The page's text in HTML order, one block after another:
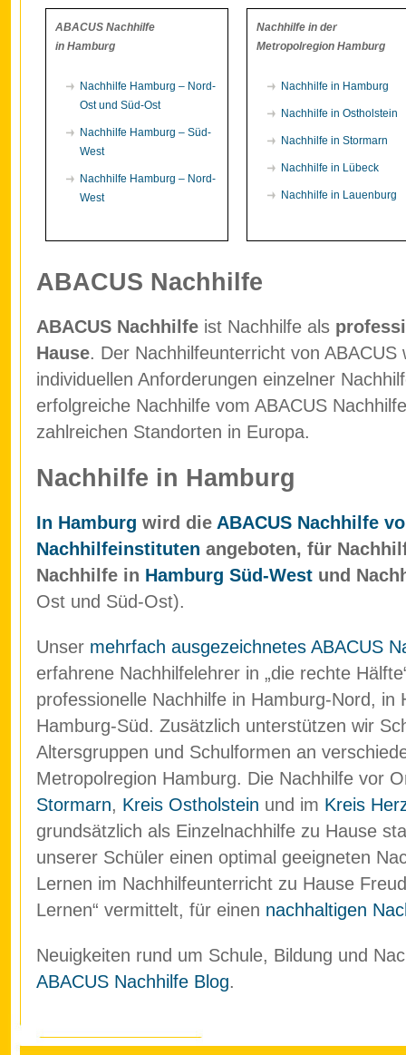
ABACUS Nachhilfe
in Hamburg
Nachhilfe Hamburg – Nord-
Ost und Süd-Ost
Nachhilfe Hamburg – Süd-
West
Nachhilfe Hamburg – Nord-
West
Nachhilfe in der
Metropolregion Hamburg
Nachhilfe in Hamburg
Nachhilfe in Ostholstein
Nachhilfe in Stormarn
Nachhilfe in Lübeck
Nachhilfe in Lauenburg
ABACUS Nachhilfe
ABACUS Nachhilfe ist Nachhilfe als
Hause. Der Nachhilfeunterricht von
individuellen Anforderungen einzelner
erfolgreiche Nachhilfe vom ABACUS
zahlreichen Standorten in Europa.
Nachhilfe in Hamburg
In Hamburg wird die ABACUS Nachhilfe
Nachhilfeinstituten angeboten, für
Nachhilfe in Hamburg Süd-West und
Ost und Süd-Ost).
Unser mehrfach ausgezeichnetes ABACUS
erfahrene Nachhilfelehrer in „die rechte
professionelle Nachhilfe in Hamburg-Nord, in
Hamburg-Süd. Zusätzlich unterstützen wir
Altersgruppen und Schulformen an
Metropolregion Hamburg. Die Nachhilfe vor
Stormarn, Kreis Ostholstein und im Kreis
grundsätzlich als Einzelnachhilfe zu Hause
unserer Schüler einen optimal geeigneten
Lernen im Nachhilfeunterricht zu Hause
Lernen“ vermittelt, für einen nachhaltigen
Neuigkeiten rund um Schule, Bildung und
ABACUS Nachhilfe Blog.